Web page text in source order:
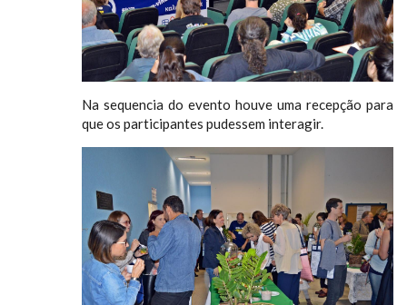
Na sequencia do evento houve uma recepção para
que os participantes pudessem interagir.